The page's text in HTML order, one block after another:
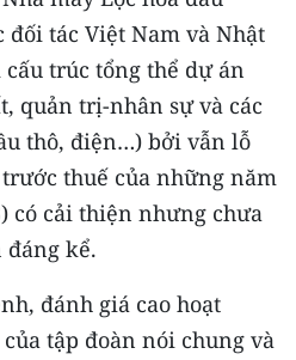
đối tác Việt Nam và Nhật
trúc tổng thể dự án
quản trị-nhân sự và các
thô, điện…) bởi vẫn lỗ
thuế của những năm
có cải thiện nhưng chưa
kể.
đánh giá cao hoạt
tập đoàn nói chung và